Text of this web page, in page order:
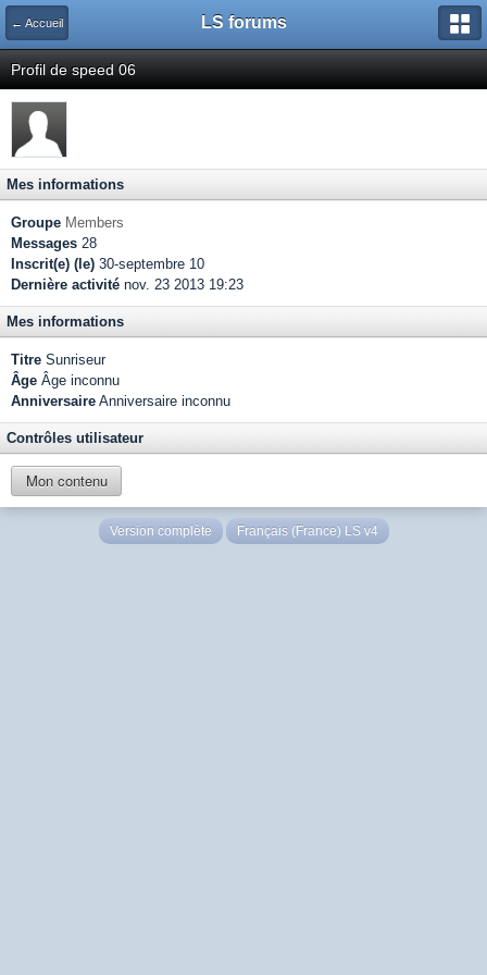
← Accueil LS forums
Profil de speed 06
Mes informations
Groupe Members
Messages 28
Inscrit(e) (le) 30-septembre 10
Dernière activité nov. 23 2013 19:23
Mes informations
Titre Sunriseur
Âge Âge inconnu
Anniversaire Anniversaire inconnu
Contrôles utilisateur
Mon contenu
Version complète Français (France) LS v4